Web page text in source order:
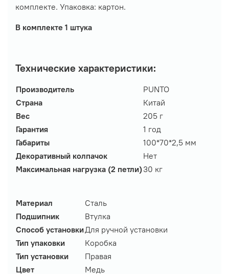
комплекте. Упаковка: картон.
В комплекте 1 штука
Технические характеристики:
Производитель
PUNTO
Страна
Китай
Вес
205 г
Гарантия
1 год
Габариты
100*70*2,5 мм
Декоративный колпачок
Нет
Максимальная нагрузка (2 петли)30 кг
Материал
Сталь
Подшипник
Втулка
Способ установкиДля ручной установки
Тип упаковки
Коробка
Тип установки
Правая
Цвет
Медь